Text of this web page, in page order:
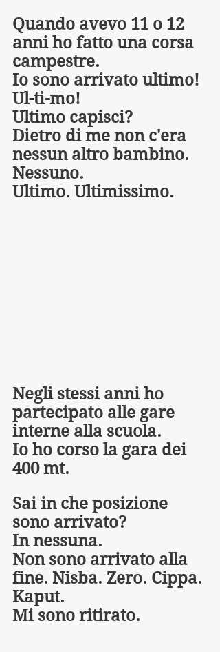
Quando avevo 11 o 12
anni ho fatto una corsa
campestre.
Io sono arrivato ultimo!
Ul-ti-mo!
Ultimo capisci?
Dietro di me non c'era
nessun altro bambino.
Nessuno.
Ultimo. Ultimissimo.
Negli stessi anni ho
partecipato alle gare
interne alla scuola.
Io ho corso la gara dei
400 mt.
Sai in che posizione
sono arrivato?
In nessuna.
Non sono arrivato alla
fine. Nisba. Zero. Cippa.
Kaput.
Mi sono ritirato.